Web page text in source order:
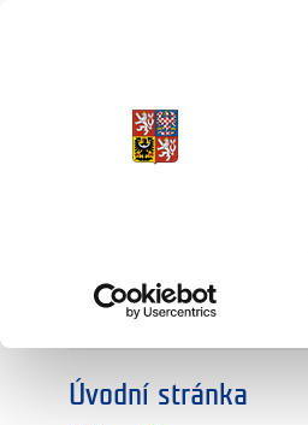
ZVOLTE SI OBLAST:
SOCIÁLNÍ DIALOG
Úvodní stránka